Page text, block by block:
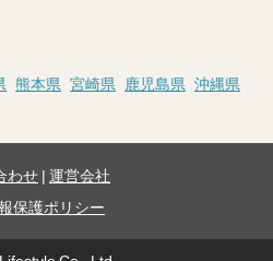
熊本県 宮崎県 鹿児島県 沖縄県
わせ | 運営会社
保護ポリシー